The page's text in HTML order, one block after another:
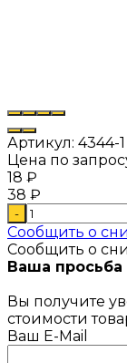
Артикул: 4344-1
Цена по
18 ₽
38 ₽
-
Сообщить о
Сообщить о
Ваша просьба
Вы получите
стоимости
Ваш E-Mail